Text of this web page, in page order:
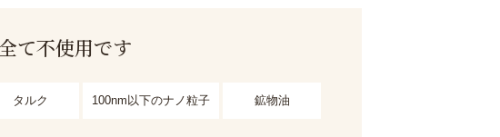
て不使用です
タルク 100nm以下のナノ粒子 鉱物油